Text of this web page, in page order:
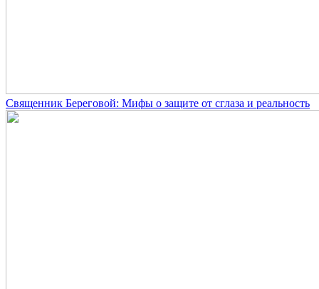
Священник Береговой: Мифы о защите от сглаза и реальность